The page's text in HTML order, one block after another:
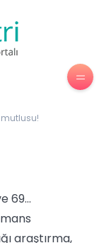
mutlusu!
69...
araştırma,